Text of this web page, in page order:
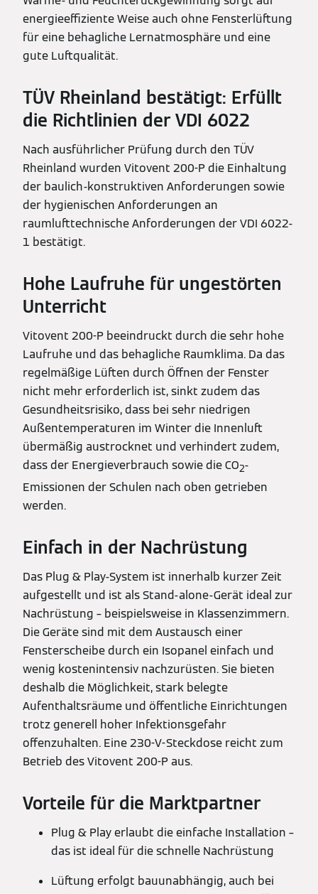
energieeffiziente Weise auch ohne Fensterlüftung
für eine behagliche Lernatmosphäre und eine
gute Luftqualität.
TÜV Rheinland bestätigt: Erfüllt
die Richtlinien der VDI 6022
Nach ausführlicher Prüfung durch den TÜV
Rheinland wurden Vitovent 200-P die Einhaltung
der baulich-konstruktiven Anforderungen sowie
der hygienischen Anforderungen an
raumlufttechnische Anforderungen der VDI 6022-
1 bestätigt.
Hohe Laufruhe für ungestörten
Unterricht
Vitovent 200-P beeindruckt durch die sehr hohe
Laufruhe und das behagliche Raumklima. Da das
regelmäßige Lüften durch Öffnen der Fenster
nicht mehr erforderlich ist, sinkt zudem das
Gesundheitsrisiko, dass bei sehr niedrigen
Außentemperaturen im Winter die Innenluft
übermäßig austrocknet und verhindert zudem,
dass der Energieverbrauch sowie die CO2-
Emissionen der Schulen nach oben getrieben
werden.
Einfach in der Nachrüstung
Das Plug & Play-System ist innerhalb kurzer Zeit
aufgestellt und ist als Stand-alone-Gerät ideal zur
Nachrüstung – beispielsweise in Klassenzimmern.
Die Geräte sind mit dem Austausch einer
Fensterscheibe durch ein Isopanel einfach und
wenig kostenintensiv nachzurüsten. Sie bieten
deshalb die Möglichkeit, stark belegte
Aufenthaltsräume und öffentliche Einrichtungen
trotz generell hoher Infektionsgefahr
offenzuhalten. Eine 230-V-Steckdose reicht zum
Betrieb des Vitovent 200-P aus.
Vorteile für die Marktpartner
Plug & Play erlaubt die einfache Installation –
das ist ideal für die schnelle Nachrüstung
Lüftung erfolgt bauunabhängig, auch bei